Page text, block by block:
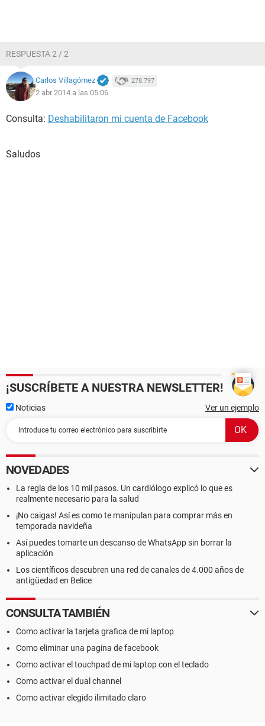
RESPUESTA 2 / 2
Carlos Villagómez 278.797
2 abr 2014 a las 05:06
Consulta: Deshabilitaron mi cuenta de Facebook
Saludos
¡SUSCRÍBETE A NUESTRA NEWSLETTER!
Noticias Ver un ejemplo
NOVEDADES
La regla de los 10 mil pasos. Un cardiólogo explicó lo que es
realmente necesario para la salud
¡No caigas! Así es como te manipulan para comprar más en
temporada navideña
Así puedes tomarte un descanso de WhatsApp sin borrar la
aplicación
Los científicos descubren una red de canales de 4.000 años de
antigüedad en Belice
CONSULTA TAMBIÉN
Como activar la tarjeta grafica de mi laptop
Como eliminar una pagina de facebook
Como activar el touchpad de mi laptop con el teclado
Como activar el dual channel
Como activar elegido ilimitado claro